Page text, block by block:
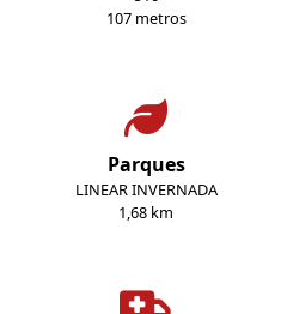
107 metros
Parques
LINEAR INVERNADA
1,68 km